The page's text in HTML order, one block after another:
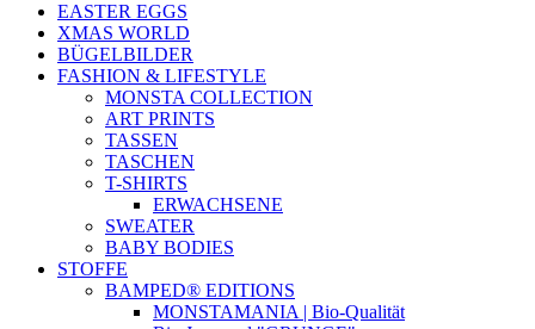
EASTER EGGS
XMAS WORLD
BÜGELBILDER
FASHION & LIFESTYLE
MONSTA COLLECTION
ART PRINTS
TASSEN
TASCHEN
T-SHIRTS
ERWACHSENE
SWEATER
BABY BODIES
STOFFE
BAMPED® EDITIONS
MONSTAMANIA | Bio-Qualität